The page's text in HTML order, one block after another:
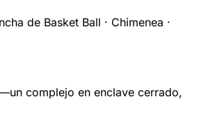
de Basket Ball · Chimenea ·
complejo en enclave cerrado,